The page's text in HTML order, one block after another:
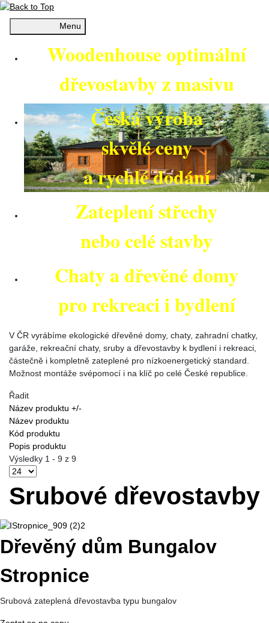
Menu
Woodenhouse optimální
dřevostavby z masivu
Česká výroba
skvělé ceny
a rychlé dodání
Zateplení střechy
nebo celé stavby
Chaty a dřevěné domy
pro rekreaci i bydlení
V ČR vyrábíme ekologické dřevěné domy, chaty, zahradní chatky,
garáže, rekreační chaty, sruby a dřevostavby k bydlení i rekreaci,
částečně i kompletně zateplené pro nízkoenergetický standard.
Možnost montáže svépomocí i na klíč po celé České republice.
Řadit
Název produktu +/-
Název produktu
Kód produktu
Popis produktu
Výsledky 1 - 9 z 9
Srubové dřevostavby
Dřevěný dům Bungalov
Stropnice
Srubová zateplená dřevostavba typu bungalov